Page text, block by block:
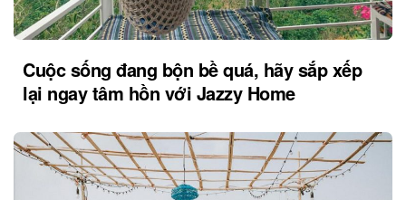
Cuộc sống đang bộn bề quá, hãy sắp xếp
lại ngay tâm hồn với Jazzy Home